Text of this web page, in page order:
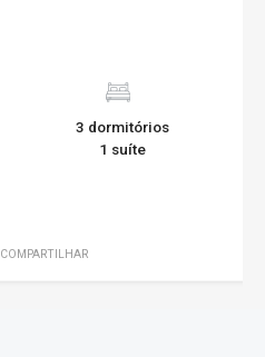
3 dormitórios
1 suíte
COMPARTILHAR